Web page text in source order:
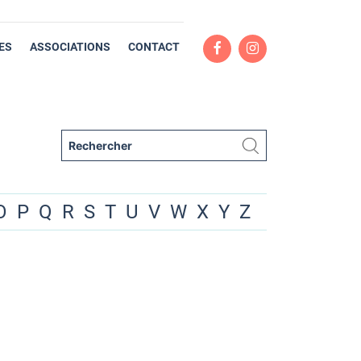
ASSOCIATIONS CONTACT
P Q R S T U V W X Y Z